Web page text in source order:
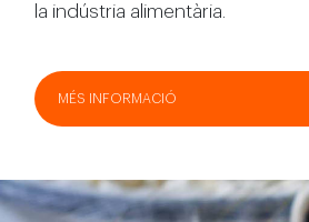
la indústria alimentària.
MÉS INFORMACIÓ